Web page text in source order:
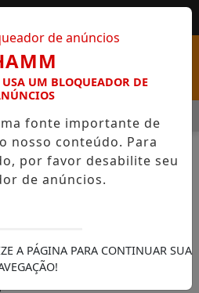
IGREJA DO DIVINO
MENU
USA UM BLOQUEADOR DE
fonte importante de
nosso conteúdo. Para
por favor desabilite seu
de anúncios.
A PÁGINA PARA CONTINUAR SUA